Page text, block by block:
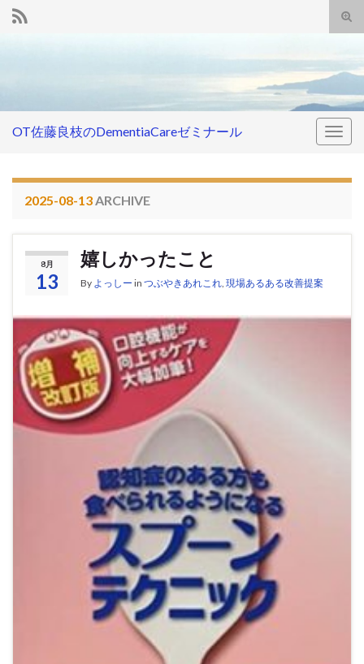
OT佐藤良枝のDementiaCareゼミナール
2025-08-13 ARCHIVE
8月
13
嬉しかったこと
By よっしー in つぶやきあれこれ 現場あるある改善提案